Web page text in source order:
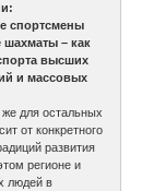
спортсмены
шахматы – как
высших
и массовых
же для остальных
от конкретного
развития
регионе и
людей в